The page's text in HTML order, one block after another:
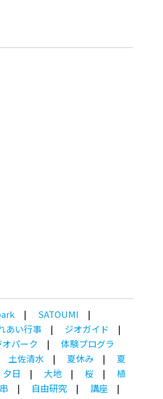
SATOUMI
あい行事
ジオガイド
オパーク
体験プログラ
土佐清水 夏休み
夏
夕日 大地 桜
植
自由研究
講座